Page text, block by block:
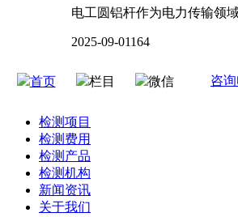
电工圆铝杆作为电力传输领
2025-09-01164
首页 栏目 微信 咨
检测项目
检测费用
检测产品
检测机构
新闻资讯
关于我们